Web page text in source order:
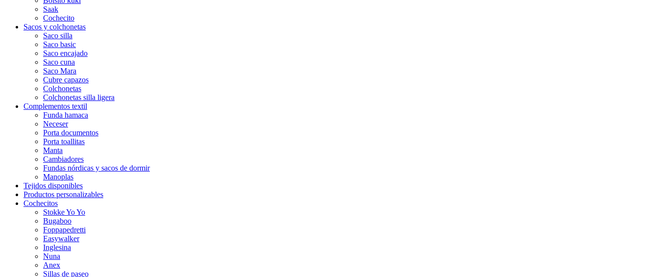
Saak
Cochecito
Sacos y colchonetas
Saco silla
Saco basic
Saco encajado
Saco cuna
Saco Mara
Cubre capazos
Colchonetas
Colchonetas silla ligera
Complementos textil
Funda hamaca
Neceser
Porta documentos
Porta toallitas
Manta
Cambiadores
Fundas nórdicas y sacos de dormir
Manoplas
Tejidos disponibles
Productos personalizables
Cochecitos
Stokke Yo Yo
Bugaboo
Foppapedretti
Easywalker
Inglesina
Nuna
Anex
Sillas de paseo